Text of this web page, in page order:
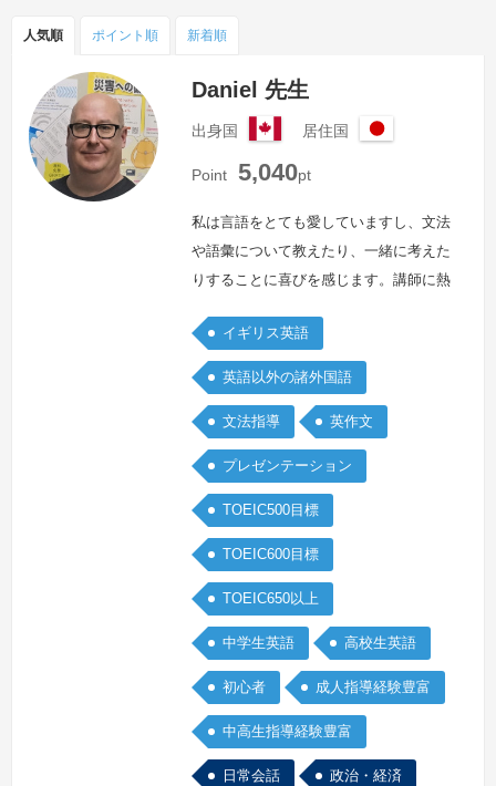
人気順 ポイント 順 新着順
Daniel 先生
出身国
カ
ナ
居住国
日
Point 5,040pt
私は言語をとても愛していますし、文法
や語彙について教えたり、一緒に考えた
りすることに喜びを感じます。講師に熱
と信じています。あと私は笑うことが好
きで、レッスンでもユーモアを大切にし
ています。レッスンが真面目すぎると生
徒さんも意識しすぎて話しにくいと思う
ので、楽しくやれるようにしています。
続きを見る »
イギリス英語
英語以外の諸外国語
文法指導 英作文
プレゼンテーション
TOEIC500目標
TOEIC600目標
TOEIC650以上
中学生英語 高校生英語
初心者 成人指導経験豊富
中高生指導経験豊富
日常会話 政治・経済